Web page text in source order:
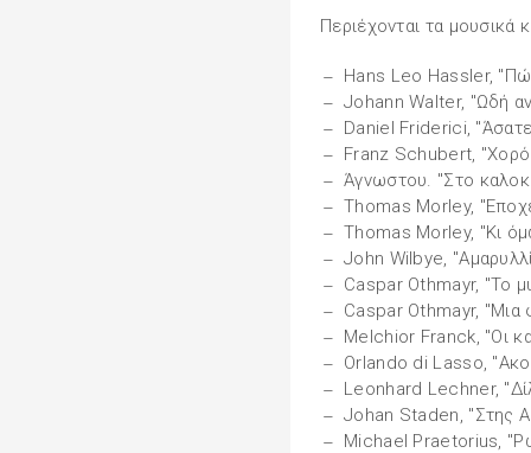
Περιέχονται τα μουσικά
Hans Leo Hassler,
Johann Walter, "Ωδή
Daniel Friderici,
Franz Schubert,
Άγνωστου. "Στο
Thomas Morley,
Thomas Morley, "Κι
John Wilbye,
Caspar Othmayr, "Το
Caspar Othmayr, "Μια
Melchior Franck, "Οι
Orlando di Lasso,
Leonhard Lechner,
Johan Staden, "Στης
Michael Praetorius,